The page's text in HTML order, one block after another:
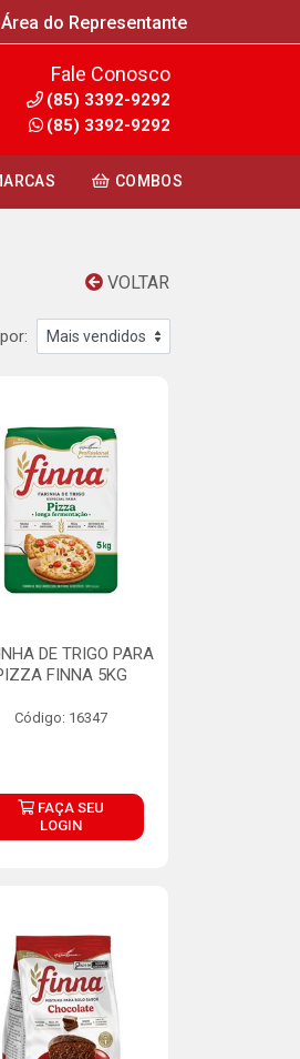
Área do Representante
Fale Conosco
(85) 3392-9292
(85) 3392-9292
COMBOS
VOLTAR
DE TRIGO PARA
FINNA 5KG
Código: 16347
FAÇA SEU
LOGIN